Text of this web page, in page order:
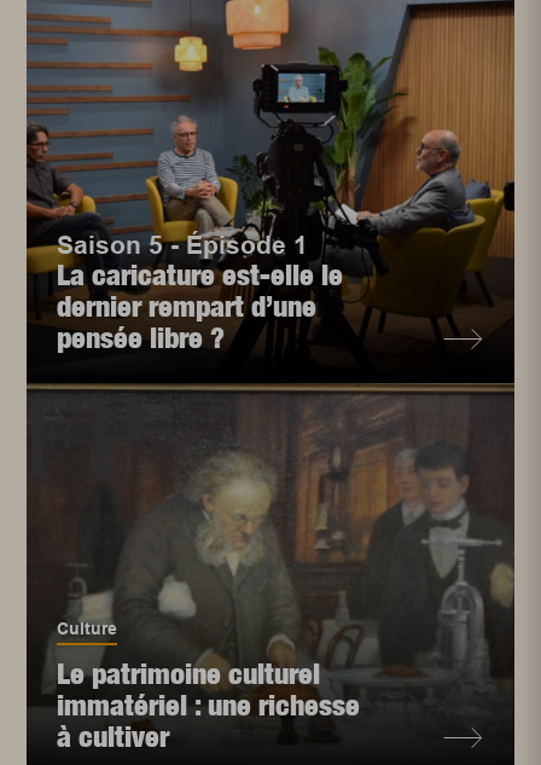
Saison 5 - Épisode 1
La caricature est-elle le
dernier rempart d’une
pensée libre ?
Culture
Le patrimoine culturel
immatériel : une richesse
à cultiver